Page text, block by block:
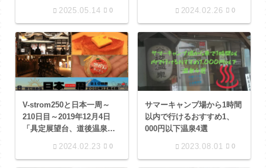
2025.05.14
0
倉店での１日」2024.02.26 0
V-strom250と日本一周～
210日目～2019年12月4日
「具定展望台、道後温泉、
2024.02.23 0
サマーキャンプ場から1時間
以内で行けるおすすめ1、
000円以下温泉4選
2023.08.01
0